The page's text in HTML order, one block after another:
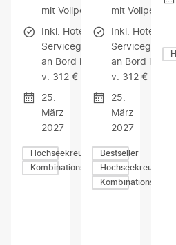
mit Vollpension
Inkl. Hotel-
Servicegebühr
an Bord i. W.
v. 312 € p. P.
25.
März
2027
Hochseekreuzfahrten
Kombinationsreisen
mit Vollpension
Inkl. Hotel-
an Bord i. W.
v. 312 € p. P.
25.
März
2027
Bestseller
Kombinationsreisen